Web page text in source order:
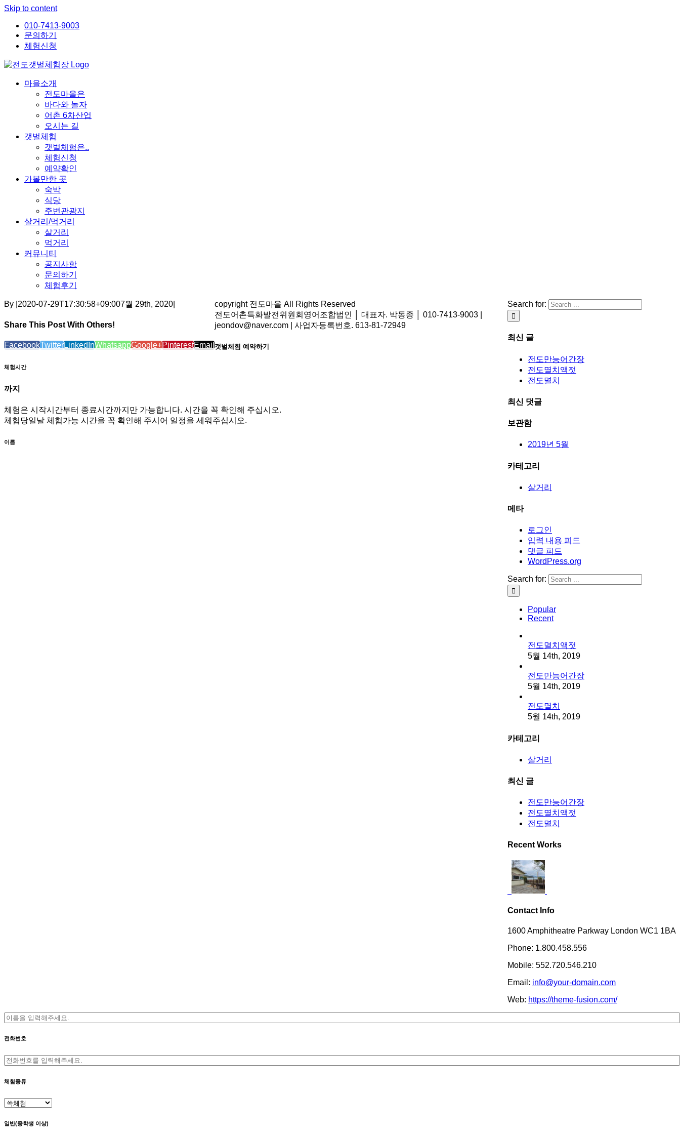
Skip to content
010-7413-9003
문의하기
체험신청
마을소개
전도마을은
바다와 놀자
어촌 6차산업
오시는 길
갯벌체험
갯벌체험은..
체험신청
예약확인
가볼만한 곳
숙박
식당
주변관광지
살거리/먹거리
살거리
먹거리
커뮤니티
공지사항
문의하기
체험후기
By 2020-07-29T17:30:58+09:007월 29th, 2020
Share This Post With Others!
FacebookTwitterLinkedInWhatsappGoogle+PinterestEmail
Search for:
최신 글
전도만능어간장
전도멸치액젓
전도멸치
최신 댓글
보관함
2019년 5월
카테고리
살거리
메타
로그인
입력 내용 피드
댓글 피드
WordPress.org
Search for:
Popular
Recent
전도멸치액젓
5월 14th, 2019
전도만능어간장
5월 14th, 2019
전도멸치
5월 14th, 2019
카테고리
살거리
최신 글
전도만능어간장
전도멸치액젓
전도멸치
Recent Works
Contact Info
1600 Amphitheatre Parkway London WC1 1BA
Phone: 1.800.458.556
Mobile: 552.720.546.210
Email: info@your-domain.com
Web: https://theme-fusion.com/
copyright 전도마을 All Rights Reserved
전도어촌특화발전위원회영어조합법인 │ 대표자. 박동종 │ 010-7413-9003 |
jeondov@naver.com | 사업자등록번호. 613-81-72949
갯벌체험 예약하기
체험시간
까지
체험은 시작시간부터 종료시간까지만 가능합니다. 시간을 꼭 확인해 주십시오.
체험당일날 체험가능 시간을 꼭 확인해 주시어 일정을 세워주십시오.
이름
전화번호
체험종류
일반(중학생 이상)